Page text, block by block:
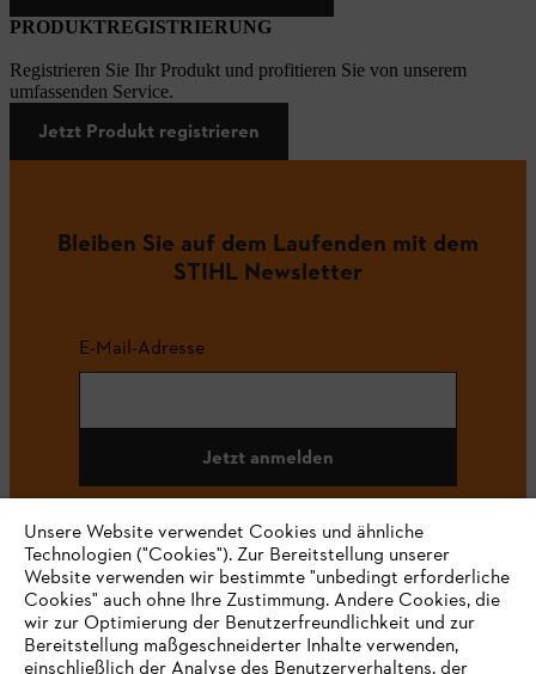
PRODUKTREGISTRIERUNG
Registrieren Sie Ihr Produkt und profitieren Sie von unserem
umfassenden Service.
Jetzt Produkt registrieren
Bleiben Sie auf dem Laufenden mit dem
STIHL Newsletter
E-Mail-Adresse
Jetzt anmelden
#STIHL
Unsere Website verwendet Cookies und ähnliche
Technologien ("Cookies"). Zur Bereitstellung unserer
Website verwenden wir bestimmte "unbedingt erforderliche
Cookies" auch ohne Ihre Zustimmung. Andere Cookies, die
wir zur Optimierung der Benutzerfreundlichkeit und zur
Bereitstellung maßgeschneiderter Inhalte verwenden,